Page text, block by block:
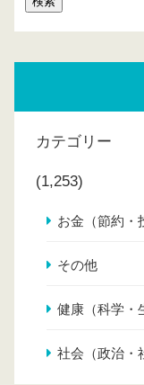
カテゴリー
(1,253)
お金（節約・
その他
健康（科学・
社会（政治・